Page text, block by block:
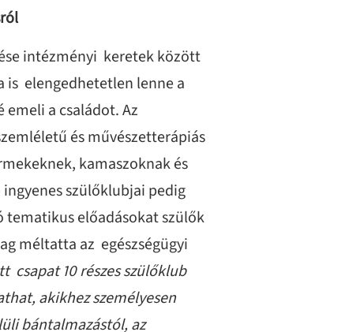
intézményi keretek között
is elengedhetetlen lenne a
a családot. Az
és művészetterápiás
kamaszoknak és
szülőklubjai pedig
tematikus előadásokat szülők
méltatta az egészségügyi
csapat 10 részes szülőklub
akikhez személyesen
bántalmazástól, az